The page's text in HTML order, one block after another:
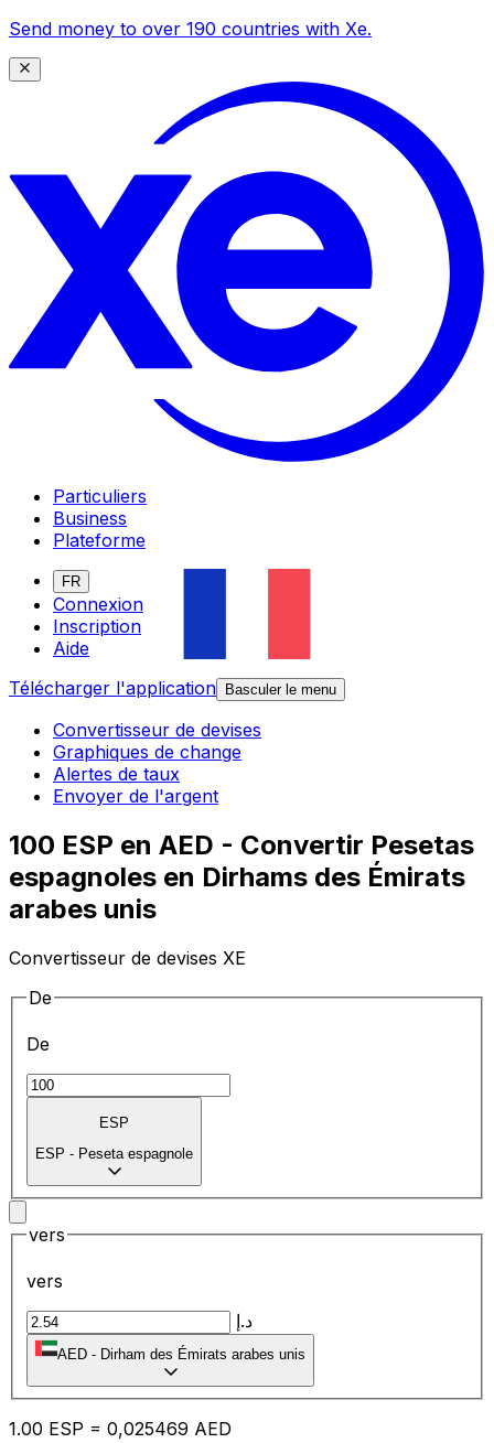
Send money to over 190 countries with Xe.
Particuliers
Business
Plateforme
FR
Connexion
Inscription
Aide
Télécharger l'application
Basculer le menu
Convertisseur de devises
Graphiques de change
Alertes de taux
Envoyer de l'argent
100 ESP en AED - Convertir Pesetas
espagnoles en Dirhams des Émirats
arabes unis
Convertisseur de devises XE
De
De
ESP
ESP - Peseta espagnole
vers
vers
د.إ
AED - Dirham des Émirats arabes unis
1.00 ESP = 0,025469 AED